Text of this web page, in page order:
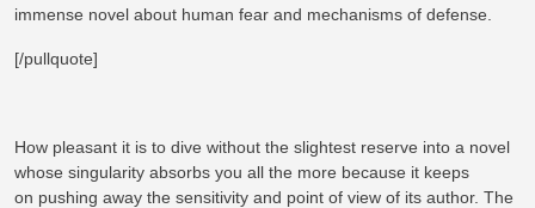
immense novel about human fear and mechanisms of defense.
[/pullquote]
How pleasant it is to dive without the slightest reserve into a novel
whose singularity absorbs you all the more because it keeps
on pushing away the sensitivity and point of view of its author. The